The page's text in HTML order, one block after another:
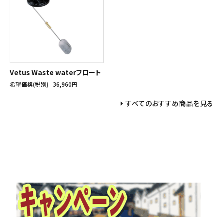
Vetus Waste waterフロート
希望価格(税別) 36,960円
すべてのおすすめ商品を見る